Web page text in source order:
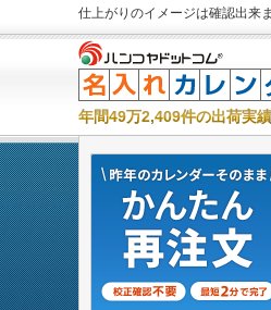
仕上がりのイメージは確認出来
年間49万2,409件の出荷実績